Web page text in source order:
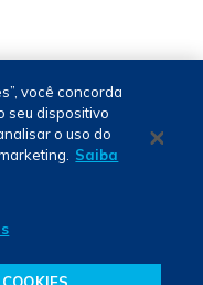
você concorda
seu dispositivo
o uso do
Saiba